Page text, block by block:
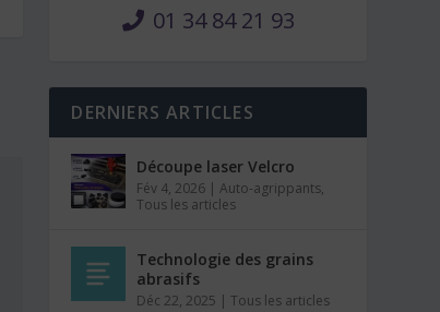
01 34 84 21 93
DERNIERS ARTICLES
Découpe laser Velcro
Fév 4, 2026 |Auto-agrippants,
Tous les articles
Technologie des grains
abrasifs
Déc 22, 2025 |Tous les articles